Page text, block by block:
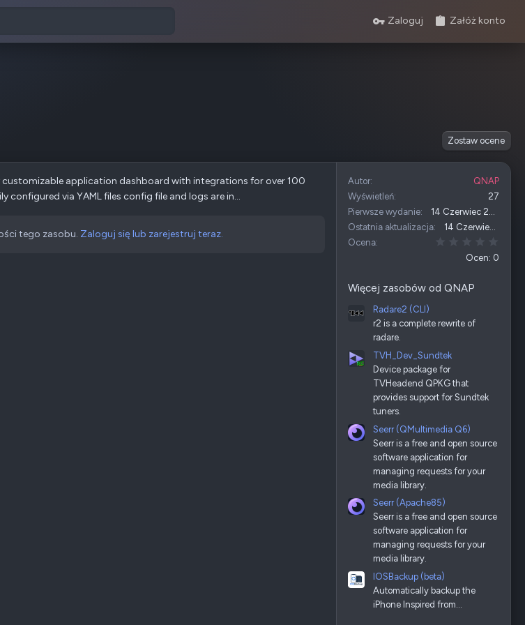
Zaloguj Załóż konto
Zostaw ocene
customizable application dashboard with integrations for over 100
configured via YAML files config file and logs are in...
tego zasobu. Zaloguj się lub zarejestruj teraz.
Autor
QNAP
Wyświetleń
27
Pierwsze wydanie
14 Czerwiec 2026
Ostatnia aktualizacja
14 Czerwiec 2026
Ocena
Ocen: 0
Więcej zasobów od QNAP
Radare2 (CLI)
r2 is a complete rewrite of
radare.
TVH_Dev_Sundtek
Device package for
TVHeadend QPKG that
provides support for Sundtek
tuners.
Seerr (QMultimedia Q6)
Seerr is a free and open source
software application for
managing requests for your
media library.
Seerr (Apache85)
Seerr is a free and open source
software application for
managing requests for your
media library.
IOSBackup (beta)
Automatically backup the
iPhone Inspired from…